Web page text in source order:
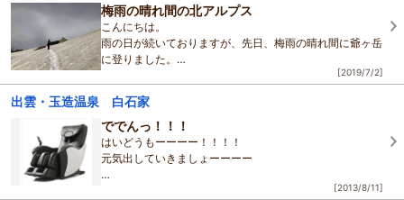
9月末までご利用いただけます♪
集中したい
梅雨の晴れ間の北アルプス
こんにちは。
雨の日が続いておりますが、先日、梅雨の晴れ間に爺ヶ岳
に登りました。
は大町市のランドマークのような山です。
大町市民にとって、南峰・
[2019/7/2]
出雲・玉造温泉 白石家
ででんっ！！！
はいどうもーーーー！！！！
元気出していきましょーーーー
[2013/8/11]